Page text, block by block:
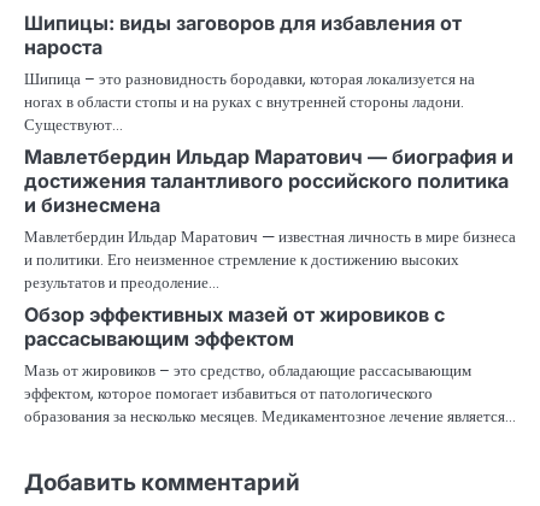
Шипицы: виды заговоров для избавления от
нароста
Шипица – это разновидность бородавки, которая локализуется на
ногах в области стопы и на руках с внутренней стороны ладони.
Существуют…
Мавлетбердин Ильдар Маратович — биография и
достижения талантливого российского политика
и бизнесмена
Мавлетбердин Ильдар Маратович — известная личность в мире бизнеса
и политики. Его неизменное стремление к достижению высоких
результатов и преодоление…
Обзор эффективных мазей от жировиков с
рассасывающим эффектом
Мазь от жировиков – это средство, обладающие рассасывающим
эффектом, которое помогает избавиться от патологического
образования за несколько месяцев. Медикаментозное лечение является…
Добавить комментарий